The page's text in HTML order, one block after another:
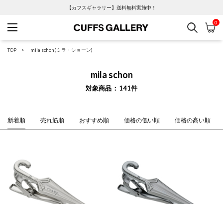
【カフスギャラリー】送料無料実施中！
Cuffs Gallery
検索 カ
0
TOP mila schon(ミラ・ショーン)
mila schon
対象商品 141件
新着順 売れ筋順 おすすめ順 価格の低い順 価格の高い順